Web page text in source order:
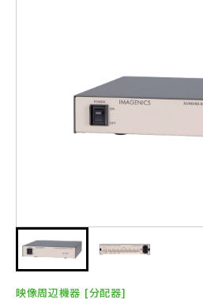
映像周辺機器 [分配器]